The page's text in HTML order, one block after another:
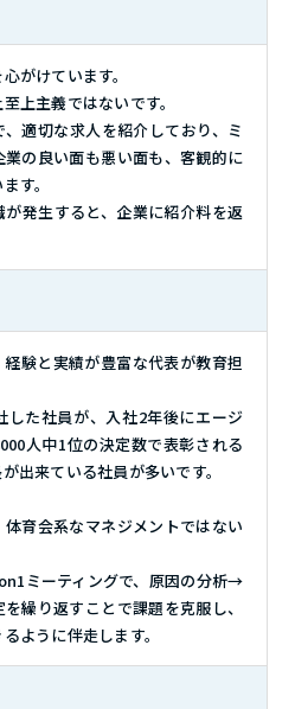
がけています。
上主義ではないです。
適切な求人を紹介しており、ミ
の良い面も悪い面も、客観的に
す。
発生すると、企業に紹介料を返
験と実績が豊富な代表が教育担
した社員が、入社2年後にエージ
人中1位の決定数で表彰される
出来ている社員が多いです。
育会系なマネジメントではない
ミーティングで、原因の分析→
繰り返すことで課題を克服し、
ように伴走します。